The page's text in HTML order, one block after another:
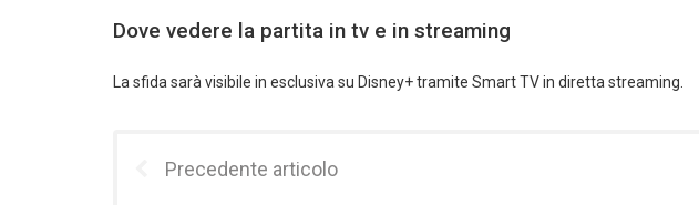
Dove vedere la partita in tv e in streaming
La sfida sarà visibile in esclusiva su Disney+ tramite Smart TV in diretta streaming.
Precedente articolo